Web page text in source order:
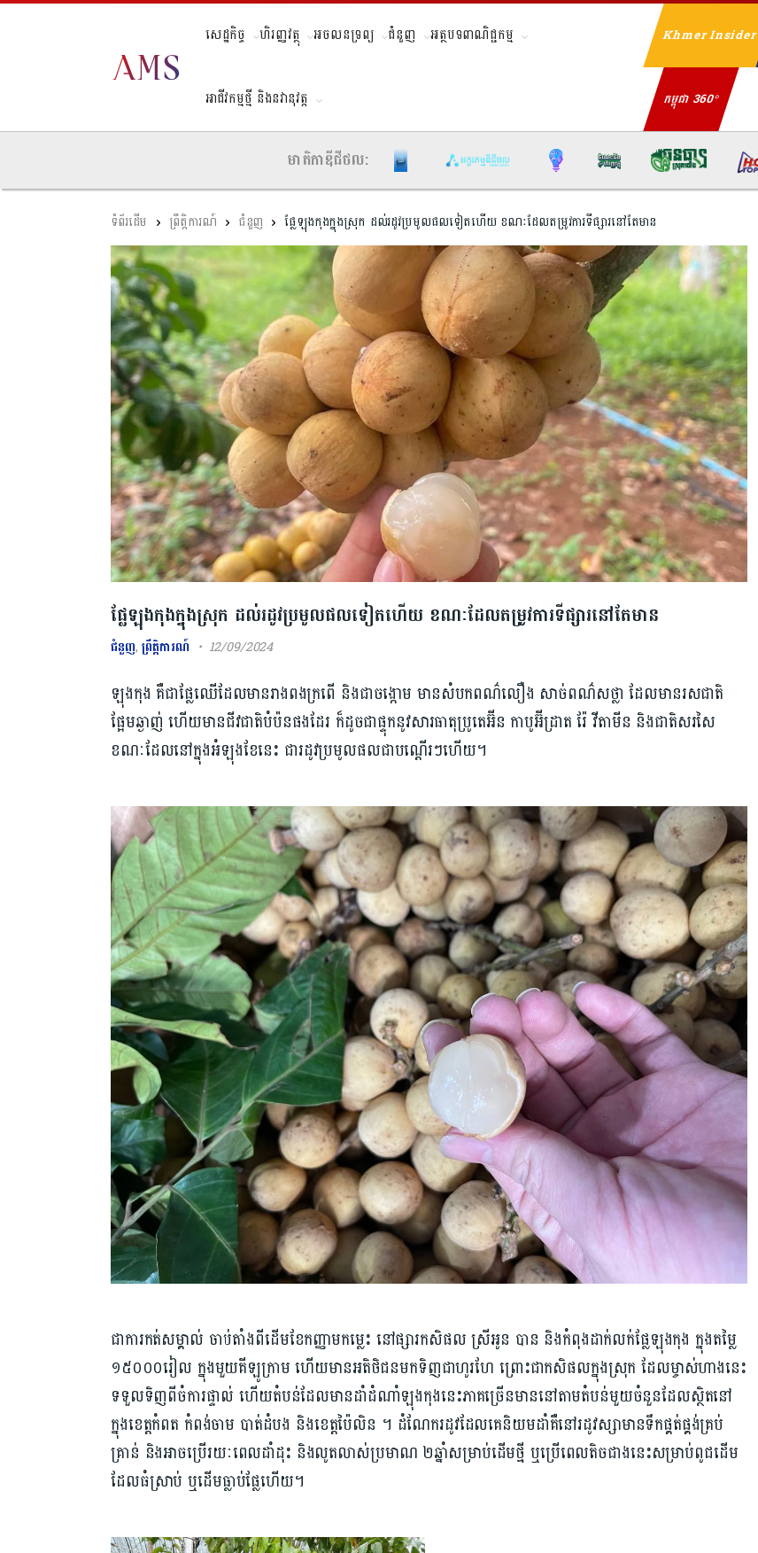
សេដ្ឋកិច្ច ហិរញ្ញវត្ថុ អចលនទ្រព្យ ជំនួញ អត្ថបទពាណិជ្ជកម្ម
អាជីវកម្មថ្មី និងនវានុវត្ត
Khmer Insider
កម្ពុជា 360°
មាតិកាឌីជីថល:
ព្រឹត្តិការណ៍ ជំនួញ ផ្លែឡុងកុងក្នុងស្រុក ដល់រដូវប្រមូលផលទៀតហើយ ខណៈដែលតម្រូវការទីផ្សារនៅតែមាន
ផ្លែឡុងកុងក្នុងស្រុក ដល់រដូវប្រមូលផលទៀតហើយ ខណៈដែលតម្រូវការទីផ្សារនៅតែមាន
ជំនួញ,ព្រឹត្តិការណ៍ 12/09/2024
ឡុងកុង គឺជាផ្លែឈើដែលមានរាងពងក្រពើ និងជាចង្កោម មានសំបកពណ៌លឿង សាច់ពណ៌សថ្លា ដែលមានរសជាតិ
ផ្អែមឆ្ងាញ់ ហើយមានជីវជាតិបំប៉នផងដែរ ក៏ដូចជាផ្ទុកនូវសារធាតុប្រូតេអ៊ីន កាបូអ៊ីដ្រាត រ៉ែ វីតាមីន និងជាតិសរសៃ
ខណៈដែលនៅក្នុងអំឡុងខែនេះ ជារដូវប្រមូលផលជាបណ្តើរៗហើយ។
ជាការកត់សម្គាល់ ចាប់តាំងពីដើមខែកញ្ញាមកម្លេះ នៅផ្សារកសិផល ស្រីអូន បាន និងកំពុងដាក់លក់ផ្លែឡុងកុង ក្នុងតម្លៃ
១៥០០០រៀល ក្នុងមួយគីឡូក្រាម ហើយមានអតិថិជនមកទិញជាហូរហែ ព្រោះជាកសិផលក្នុងស្រុក ដែលម្ចាស់ហាងនេះ
ទទួលទិញពីចំការផ្ទាល់ ហើយតំបន់ដែលមានដាំដំណាំឡុងកុងនេះភាគច្រើនមាននៅតាមតំបន់មួយចំនួនដែលស្ថិតនៅ
ក្នុងខេត្តកំពត កំពង់ចាម បាត់ដំបង និងខេត្តប៉ៃលិន ។ ដំណែករដូវដែលគេនិយមដាំគឺនៅរដូវស្សាមានទឹកផ្គត់ផ្គង់គ្រប់
គ្រាន់ និងអាចប្រើរយៈពេលដាំដុះ និងលូតលាស់ប្រមាណ ២ឆ្នាំសម្រាប់ដើមថ្មី ឬប្រើពេលតិចជាងនេះសម្រាប់ពូជដើម
ដែលធំស្រាប់ ឬដើមធ្លាប់ផ្លែហើយ។